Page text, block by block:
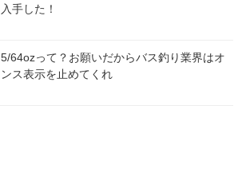
入手した！
5/64ozって？お願いだからバス釣り業界はオ
ンス表示を止めてくれ